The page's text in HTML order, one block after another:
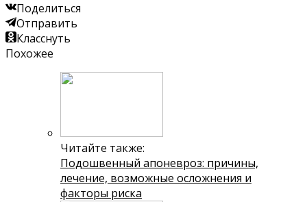
Поделиться
Отправить
Класснуть
Похожее
Читайте также:
Подошвенный апоневроз: причины,
лечение, возможные осложнения и
факторы риска